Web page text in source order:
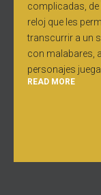
complicadas,
reloj que les
transcurrir a un
con malabares,
personajes
READ MORE